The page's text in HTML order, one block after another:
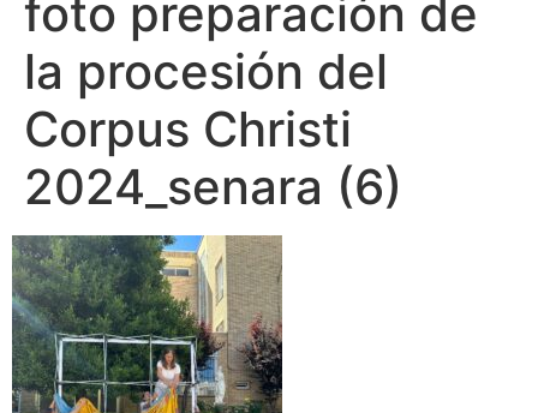
foto preparación de
la procesión del
Corpus Christi
2024_senara (6)